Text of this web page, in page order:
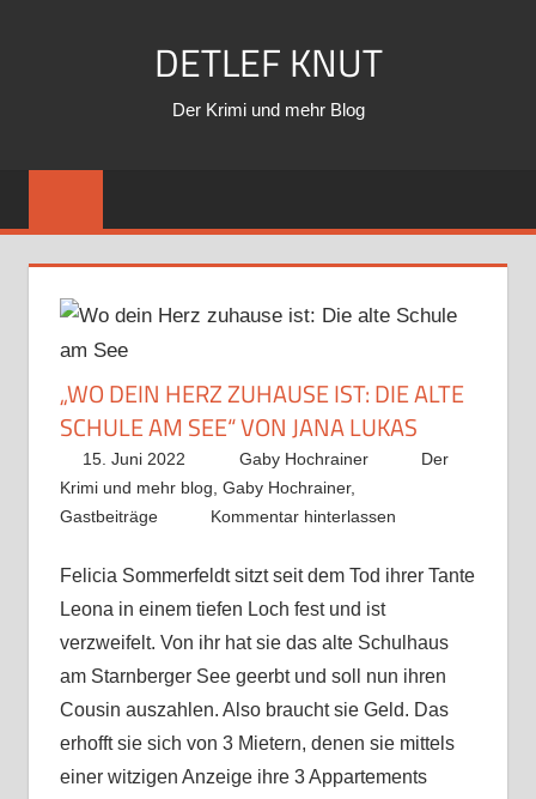
DETLEF KNUT
Der Krimi und mehr Blog
„WO DEIN HERZ ZUHAUSE IST: DIE ALTE
SCHULE AM SEE“ VON JANA LUKAS
15. Juni 2022 Gaby Hochrainer
Der
Krimi und mehr blog, Gaby Hochrainer,
Gastbeiträge
Kommentar hinterlassen
Felicia Sommerfeldt sitzt seit dem Tod ihrer Tante
Leona in einem tiefen Loch fest und ist
verzweifelt. Von ihr hat sie das alte Schulhaus
am Starnberger See geerbt und soll nun ihren
Cousin auszahlen. Also braucht sie Geld. Das
erhofft sie sich von 3 Mietern, denen sie mittels
einer witzigen Anzeige ihre 3 Appartements